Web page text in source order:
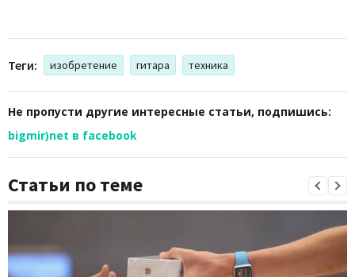
Теги: изобретение гитара техника
Не пропусти другие интересные статьи, подпишись:
bigmir)net в facebook
Статьи по теме